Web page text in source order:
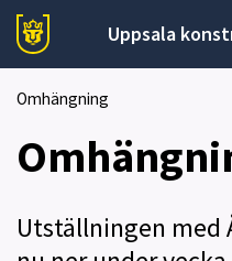
Uppsala
Omhängning
Utställningen med